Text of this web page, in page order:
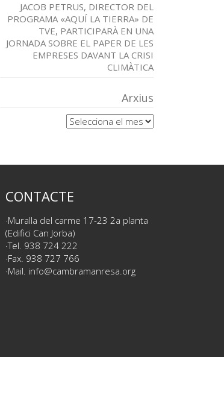
JACOB PETRUS, DIRECTOR DEL
PROGRAMA «AQUÍ LA TIERRA» DE
TVE, PARTICIPARÀ EN UNA
JORNADA SOBRE EL PAPER DE LES
EMPRESES DAVANT LA CRISI
CLIMÀTICA
Arxius
Arxius
CONTACTE
Muralla del carme 17-23 2a planta
(Edifici Can Jorba)
Tel. 938 724 222
Fax. 938 727 766
Mail. info@cambramanresa.org